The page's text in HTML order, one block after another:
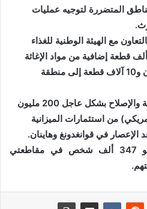
المتضررة لتوجيه عمليات
مع الهيئة الوطنية للغذاء
والاحتياطيات الإستراتيجية 20 ألف قطعة إضافية من مواد الإغاثة
إلى مقاطعتي قوانغدونغ وهاينان و10 آلاف قطعة إلى منطقة
وخصصت اللجنة الوطنية للتنمية والإصلاح بشكل عاجل 200 مليون
دولار أمريكي) من استثمارات الميزانية
الإعصار في قوانغدونغ وهاينان.
وأجلت السلطات المحلية نحو 347 ألف شخص في مقاطعتي